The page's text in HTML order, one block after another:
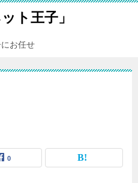
ト王子」
お任せ
0